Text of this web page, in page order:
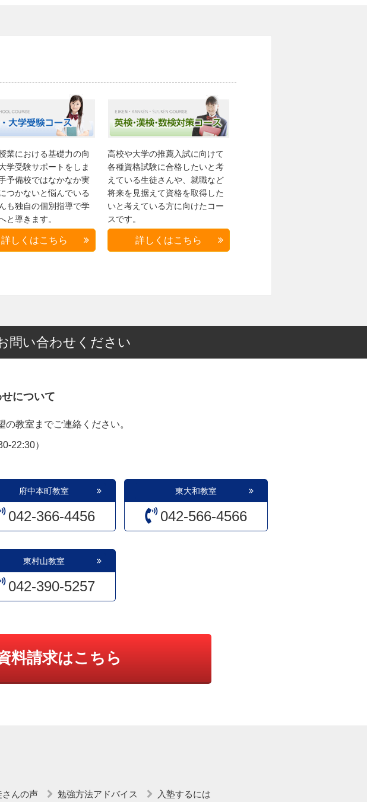
業における基礎力の向
学受験サポートをしま
予備校ではなかなか実
つかないと悩んでいる
も独自の個別指導で学
と導きます。
詳しくはこちら
高校や大学の推薦入試に向けて
各種資格試験に合格したいと考
えている生徒さんや、就職など
将来を見据えて資格を取得した
いと考えている方に向けたコー
スです。
詳しくはこちら
問い合わせください
について
教室までご連絡ください。
22:30）
府中本町教室
042-366-4456
東大和教室
042-566-4566
東村山教室
042-390-5257
料請求はこちら
さんの声 勉強方法アドバイス 入塾するには